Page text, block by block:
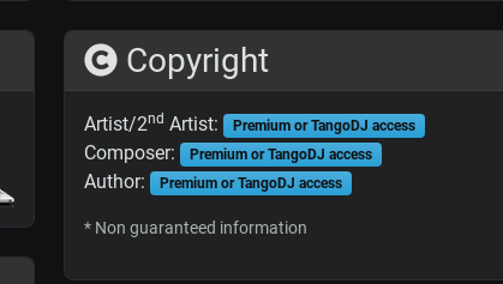
Copyright
Artist/2nd Artist: Premium or TangoDJ access
Composer: Premium or TangoDJ access
Author: Premium or TangoDJ access
* Non guaranteed information